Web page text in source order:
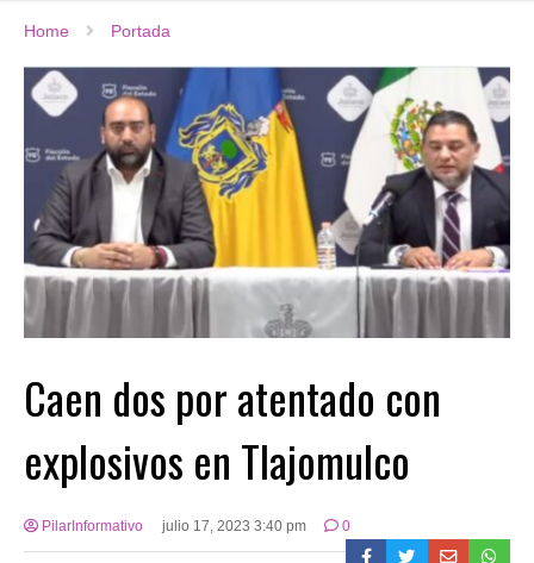
Home Portada
Caen dos por atentado con
explosivos en Tlajomulco
PilarInformativo julio 17, 2023 3:40 pm 0